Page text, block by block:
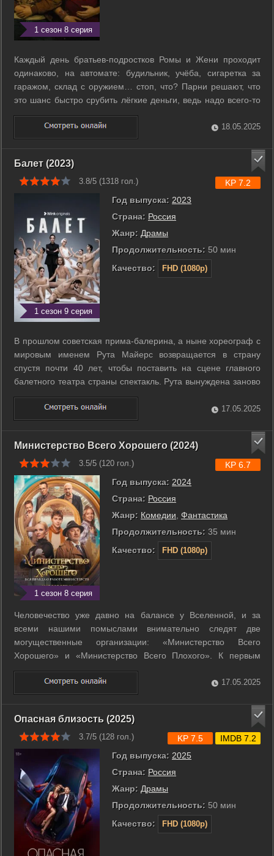
1 сезон 8 серия
Каждый день братьев-подростков Ромы и Жени проходит
одинаково, на автомате: будильник, учёба, сигаретка за
гаражом, склад с оружием… стоп, что? Парни решают, что
это шанс быстро срубить лёгкие деньги, ведь надо всего-то
продать автоматы в даркнете. Но где оружие, там и опасные
люди - тут-то и начинается самое интересное. Очень скоро
в истории ...
18.05.2025
Балет (2023)
3.8/5 (1318 гол.)
1 сезон 9 серия
Год выпуска: 2023
Страна: Россия
Жанр: Драмы
Продолжительность: 50 мин
Качество:
FHD (1080p)
KP 7.2
В прошлом советская прима-балерина, а ныне хореограф с
мировым именем Рута Майерс возвращается в страну
спустя почти 40 лет, чтобы поставить на сцене главного
балетного театра страны спектакль. Рута вынуждена заново
выстраивать отношения с друзьями и врагами, за
прошедшее время ставшими ключевыми людьми в русском
балете, но главное - с худруком ...
17.05.2025
Министерство Всего Хорошего (2024)
3.5/5 (120 гол.)
1 сезон 8 серия
Год выпуска: 2024
Страна: Россия
Жанр: Комедии Фантастика
Продолжительность: 35 мин
Качество:
FHD (1080p)
KP 6.7
Человечество уже давно на балансе у Вселенной, и за
всеми нашими помыслами внимательно следят две
могущественные организации: «Министерство Всего
Хорошего» и «Министерство Всего Плохого». К первым
попадают наши самые добрые и хорошие желания, а ко
вторым ― только самые злые. Сотрудники министерств
днём и ночью обрабатывают запросы обычных людей и ...
17.05.2025
Опасная близость (2025)
3.7/5 (128 гол.)
Год выпуска: 2025
Страна: Россия
Жанр: Драмы
Продолжительность: 50 мин
Качество:
FHD (1080p)
KP 7.5 IMDB 7.2